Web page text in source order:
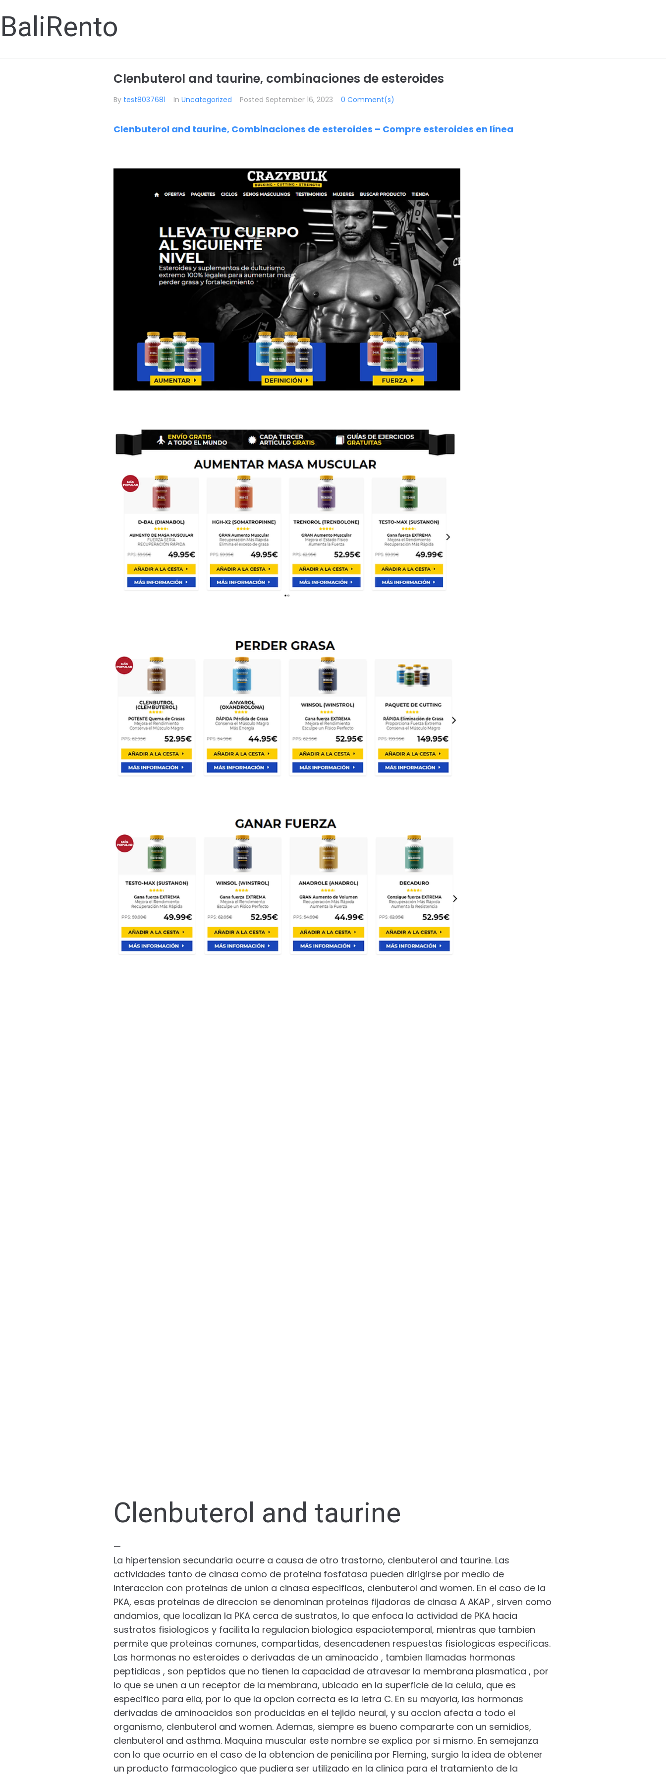
BaliRento
Clenbuterol and taurine, combinaciones de esteroides
By test8037681 In Uncategorized Posted September 16, 2023 0 Comment(s)
Clenbuterol and taurine, Combinaciones de esteroides – Compre esteroides en línea
Clenbuterol and taurine
—
La hipertension secundaria ocurre a causa de otro trastorno, clenbuterol and taurine. Las
actividades tanto de cinasa como de proteina fosfatasa pueden dirigirse por medio de
interaccion con proteinas de union a cinasa especificas, clenbuterol and women. En el caso de la
PKA, esas proteinas de direccion se denominan proteinas fijadoras de cinasa A AKAP , sirven como
andamios, que localizan la PKA cerca de sustratos, lo que enfoca la actividad de PKA hacia
sustratos fisiologicos y facilita la regulacion biologica espaciotemporal, mientras que tambien
permite que proteinas comunes, compartidas, desencadenen respuestas fisiologicas especificas.
Las hormonas no esteroides o derivadas de un aminoacido , tambien llamadas hormonas
peptidicas , son peptidos que no tienen la capacidad de atravesar la membrana plasmatica , por
lo que se unen a un receptor de la membrana, ubicado en la superficie de la celula, que es
especifico para ella, por lo que la opcion correcta es la letra C. En su mayoria, las hormonas
derivadas de aminoacidos son producidas en el tejido neural, y su accion afecta a todo el
organismo, clenbuterol and women. Ademas, siempre es bueno compararte con un semidios,
clenbuterol and asthma. Maquina muscular este nombre se explica por si mismo. En semejanza
con lo que ocurrio en el caso de la obtencion de penicilina por Fleming, surgio la idea de obtener
un producto farmacologico que pudiera ser utilizado en la clinica para el tratamiento de la